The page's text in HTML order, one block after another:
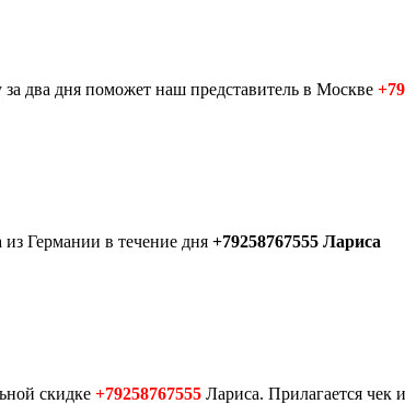
два дня поможет наш представитель в Москве
Германии в течение дня +79258767555 Лариса
скидке +79258767555 Лариса. Прилагается чек